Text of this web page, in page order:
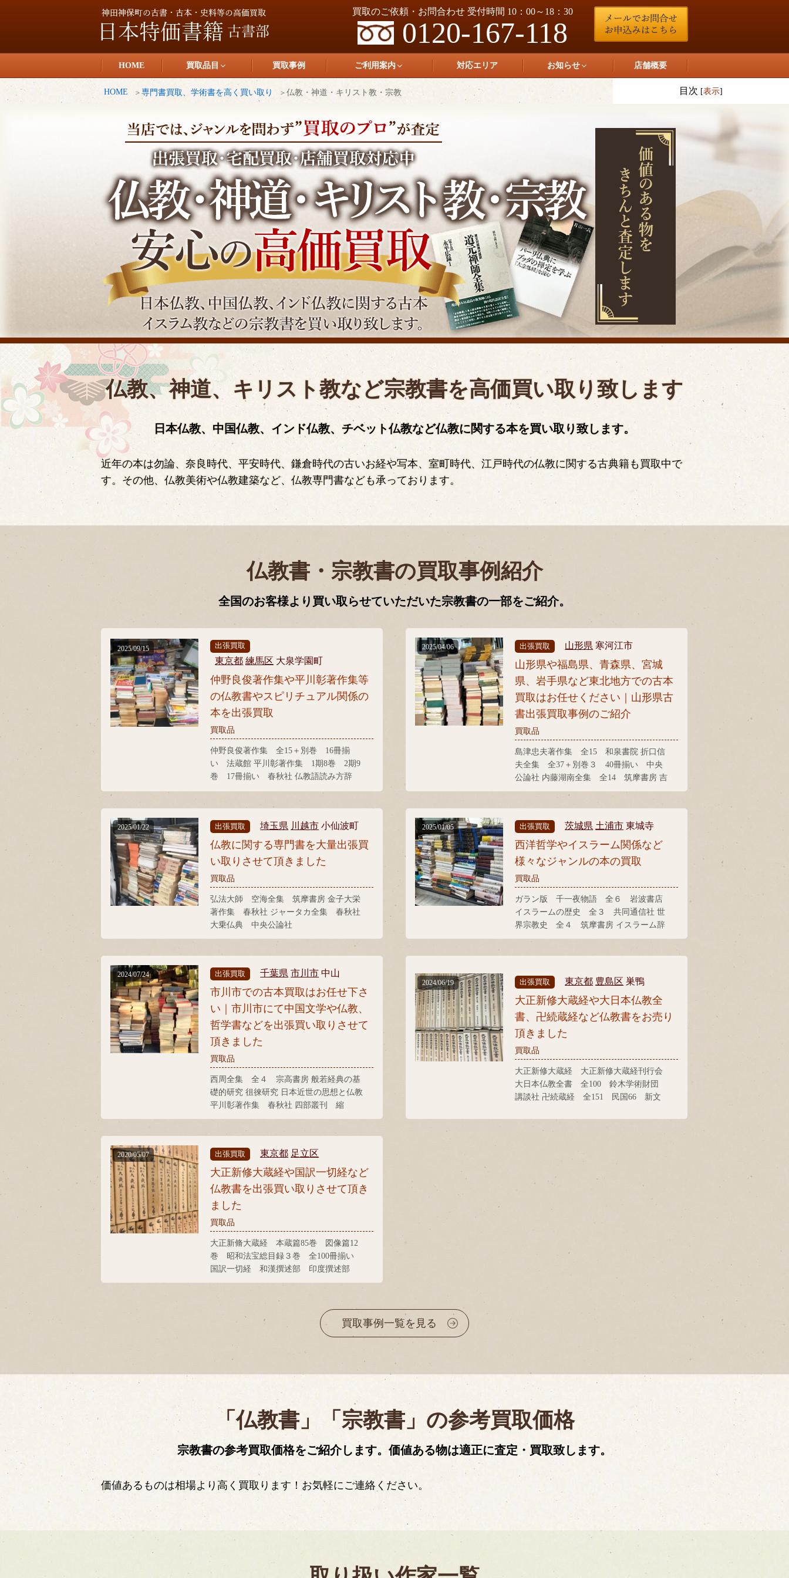
買取のご依頼・お問合わせ 受付時間 10：00～18：30
0120-167-118
日本特価書籍
HOME 買取品目 買取事例 ご利用案内 対応エリア お知らせ 店舗概要
HOME 専門書買取、学術書を高く買い取り 仏教・神道・キリスト教・宗教
仏教、神道、キリスト教など宗教書を高価買い取り致します
日本仏教、中国仏教、インド仏教、チベット仏教など仏教に関する本を買い取り致します。
近年の本は勿論、奈良時代、平安時代、鎌倉時代の古いお経や写本、室町時代、江戸時代の仏教に関する古典籍も買取中で
す。その他、仏教美術や仏教建築など、仏教専門書なども承っております。
目次 [表示]
仏教書・宗教書の買取事例紹介
全国のお客様より買い取らせていただいた宗教書の一部をご紹介。
出張買取
東京都 練馬区 大泉学園町
仲野良俊著作集や平川彰著作集等
の仏教書やスピリチュアル関係の
本を出張買取
買取品
仲野良俊著作集 全15＋別巻 16冊揃
い 法蔵館 平川彰著作集 1期8巻 2期9
巻 17冊揃い 春秋社 仏教語読み方辞
2025/09/15 出張買取 山形県 寒河江市
山形県や福島県、青森県、宮城
県、岩手県など東北地方での古本
買取はお任せください｜山形県古
書出張買取事例のご紹介
買取品
島津忠夫著作集 全15 和泉書院 折口信
夫全集 全37＋別巻３ 40冊揃い 中央
公論社 内藤湖南全集 全14 筑摩書房 吉
村昭 歴史小説集成 全８ 岩波書店 遊
2025/04/06
出張買取 埼玉県 川越市 小仙波町
仏教に関する専門書を大量出張買
い取りさせて頂きました
買取品
弘法大師 空海全集 筑摩書房 金子大栄
著作集 春秋社 ジャータカ全集 春秋社
大乗仏典 中央公論社
2025/01/22 出張買取 茨城県 土浦市 東城寺
西洋哲学やイスラーム関係など
様々なジャンルの本の買取
買取品
ガラン版 千一夜物語 全６ 岩波書店
イスラームの歴史 全３ 共同通信社 世
界宗教史 全４ 筑摩書房 イスラーム辞
典 岩波書店 ヒトラーと哲学者 白水
2025/01/05
出張買取 千葉県 市川市 中山
市川市での古本買取はお任せ下さ
い｜市川市にて中国文学や仏教、
哲学書などを出張買い取りさせて
頂きました
買取品
西周全集 全４ 宗高書房 般若経典の基
礎的研究 徂徠研究 日本近世の思想と仏教
平川彰著作集 春秋社 四部叢刊 縮
本 二十五史秿編 百子全書 王陽明全
2024/07/24
出張買取
東京都 豊島区 巣鴨
大正新修大蔵経や大日本仏教全
書、卍続蔵経など仏教書をお売り
頂きました
買取品
大正新修大蔵経 大正新修大蔵経刊行会
大日本仏教全書 全100 鈴木学術財団
講談社 卍続蔵経 全151 民国66 新文
2024/06/19
出張買取 東京都 足立区
大正新修大蔵経や国訳一切経など
仏教書を出張買い取りさせて頂き
ました
買取品
大正新脩大蔵経 本蔵篇85巻 図像篇12
巻 昭和法宝総目録３巻 全100冊揃い
国訳一切経 和漢撰述部 印度撰述部
大東出版社 秘密事相の解説 仏教書林 真
編 智山全書 智山全書刊行会 豊山全書
全21 豊山全書刊行会
2020/05/07
買取事例一覧を見る
「仏教書」「宗教書」の参考買取価格
宗教書の参考買取価格をご紹介します。価値ある物は適正に査定・買取致します。
価値あるものは相場より高く買取ります！お気軽にご連絡ください。